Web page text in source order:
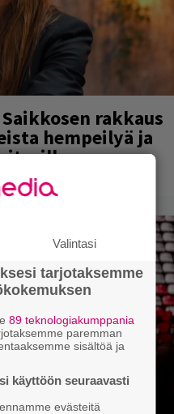
rakkaus
hempeilyä ja
Valintasi
tarjotaksemme
89 teknologiakumppania
paremman
sisältöä ja
käyttöön seuraavasti
evästeitä